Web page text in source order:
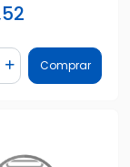
Quantidade
AdicionarComprar